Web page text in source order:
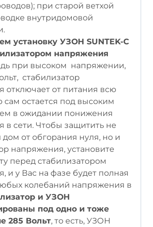
при старой ветхой
внутридомовой
установку УЗОН SUNTEK-C
напряжения
при высоком напряжении,
стабилизатор
отключает от питания всю
сам остается под высоким
в ожидании понижения
в сети. Чтобы защитить не
дом от обгорания нуля, но и
напряжения, установите
перед стабилизатором
и у Вас на фазе будет полная
колебаний напряжения в
и УЗОН
под одно и тоже
285 Вольт, то есть, УЗОН